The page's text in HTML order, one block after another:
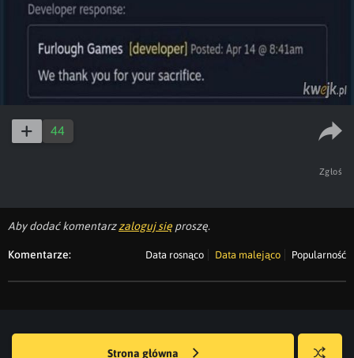
44
Zgłoś
Aby dodać komentarzzaloguj się proszę.
Komentarze: Data rosnąco Data malejąco Popularność
Strona główna